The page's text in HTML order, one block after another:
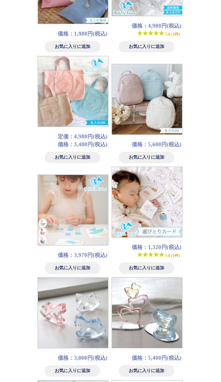
価格：1,980円(税込)
価格：4,980円(税込)
5.0 (3件)
定価：4,980円(税込)
価格：3,480円(税込)
価格：5,600円(税込)
価格：3,970円(税込)
価格：1,320円(税込)
5.0 (1件)
価格：3,000円(税込) 価格：5,400円(税込)